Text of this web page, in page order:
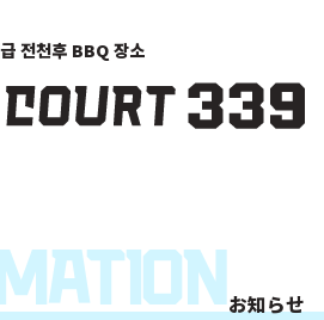
전천후 BBQ 장소
お知らせ